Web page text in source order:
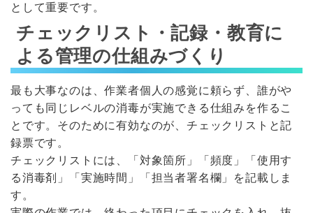
として重要です。
チェックリスト・記録・教育に
よる管理の仕組みづくり
最も大事なのは、作業者個人の感覚に頼らず、誰がや
っても同じレベルの消毒が実施できる仕組みを作るこ
とです。そのために有効なのが、チェックリストと記
録票です。
チェックリストには、「対象箇所」「頻度」「使用す
る消毒剤」「実施時間」「担当者署名欄」を記載しま
す。